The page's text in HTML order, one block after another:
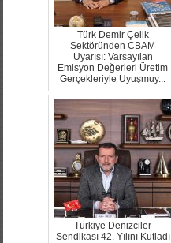
Türk Demir Çelik
Sektöründen CBAM
Uyarısı: Varsayılan
Emisyon Değerleri Üretim
Gerçekleriyle Uyuşmuy...
Türkiye Denizciler
Sendikası 42. Yılını Kutladı